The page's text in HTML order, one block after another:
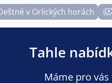
v Orlických horách
Tahle
Máme pro